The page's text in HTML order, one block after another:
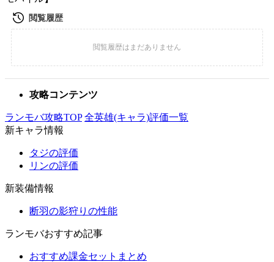
攻略コンテンツ
ランモバ攻略TOP 全英雄(キャラ)評価一覧
新キャラ情報
タジの評価
リンの評価
新装備情報
断羽の影狩りの性能
ランモバおすすめ記事
おすすめ課金セットまとめ